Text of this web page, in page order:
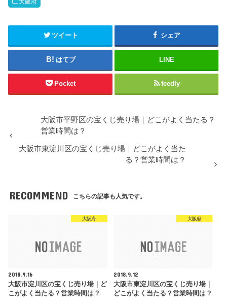
大阪府
ツイート シェア
はてブ LINE
Pocket feedly
大阪市平野区の宝くじ売り場｜どこがよく当たる？
営業時間は？
大阪市東淀川区の宝くじ売り場｜どこがよく当た
る？営業時間は？
RECOMMEND こちらの記事も人気です。
大阪府
2018.9.16
大阪市淀川区の宝くじ売り場｜ど
こがよく当たる？営業時間は？
大阪府
2018.9.12
大阪市東淀川区の宝くじ売り場｜
どこがよく当たる？営業時間は？